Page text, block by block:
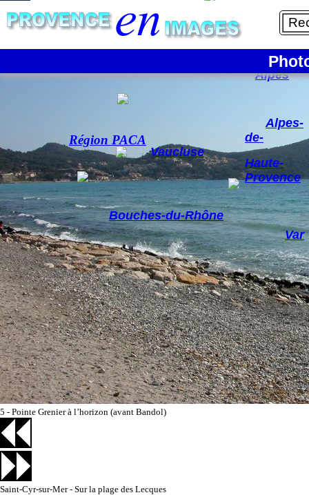
5 - Pointe Grenier à l’horizon (avant Bandol)
Saint-Cyr-sur-Mer - Sur la plage des Lecques
Région PACA
Bouches-du-Rhône
Vaucluse
Var
Alpes-
de-
Haute-
Provence
Hautes-
Alpes